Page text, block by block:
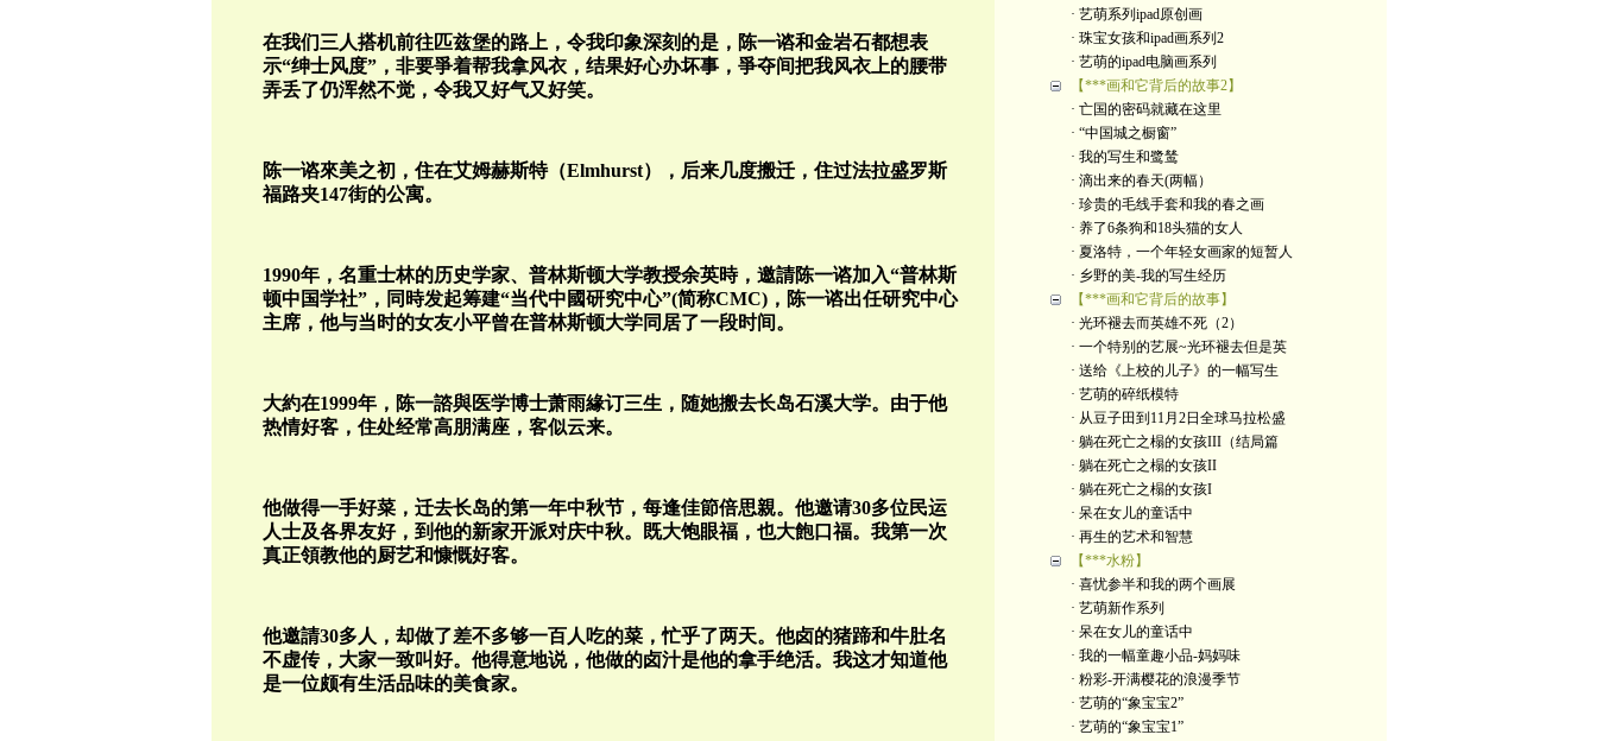
在我们三人搭机前往匹兹堡的路上，令我印象深刻的是，陈一谘和金岩石都想表
示“绅士风度”，非要爭着帮我拿风衣，结果好心办坏事，爭夺间把我风衣上的腰带
弄丢了仍浑然不觉，令我又好气又好笑。
陈一谘來美之初，住在艾姆赫斯特（Elmhurst），后来几度搬迁，住过法拉盛罗斯
福路夹147街的公寓。
1990年，名重士林的历史学家、普林斯顿大学教授余英時，邀請陈一谘加入“普林斯
顿中国学社”，同時发起筹建“当代中國研究中心”(简称CMC)，陈一谘出任研究中心
主席，他与当时的女友小平曾在普林斯顿大学同居了一段时间。
大約在1999年，陈一諮與医学博士萧雨緣订三生，随她搬去长岛石溪大学。由于他
热情好客，住处经常高朋满座，客似云来。
他做得一手好菜，迁去长岛的第一年中秋节，每逢佳節倍思親。他邀请30多位民运
人士及各界友好，到他的新家开派对庆中秋。既大饱眼福，也大飽口福。我第一次
真正領教他的厨艺和慷慨好客。
他邀請30多人，却做了差不多够一百人吃的菜，忙乎了两天。他卤的猪蹄和牛肚名
不虚传，大家一致叫好。他得意地说，他做的卤汁是他的拿手绝活。我这才知道他
是一位颇有生活品味的美食家。
· 艺萌系列ipad原创画
· 珠宝女孩和ipad画系列2
· 艺萌的ipad电脑画系列
【***画和它背后的故事2】
· 亡国的密码就藏在这里
· “中国城之橱窗”
· 我的写生和鹭鸶
· 滴出来的春天(两幅）
· 珍贵的毛线手套和我的春之画
· 养了6条狗和18头猫的女人
· 夏洛特，一个年轻女画家的短暂人
· 乡野的美-我的写生经历
【***画和它背后的故事】
· 光环褪去而英雄不死（2）
· 一个特别的艺展~光环褪去但是英
· 送给《上校的儿子》的一幅写生
· 艺萌的碎纸模特
· 从豆子田到11月2日全球马拉松盛
· 躺在死亡之榻的女孩III（结局篇
· 躺在死亡之榻的女孩II
· 躺在死亡之榻的女孩I
· 呆在女儿的童话中
· 再生的艺术和智慧
【***水粉】
· 喜忧参半和我的两个画展
· 艺萌新作系列
· 呆在女儿的童话中
· 我的一幅童趣小品-妈妈味
· 粉彩-开满樱花的浪漫季节
· 艺萌的“象宝宝2”
· 艺萌的“象宝宝1”